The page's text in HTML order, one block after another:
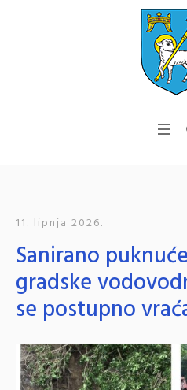
11. lipnja 2026.
Sanirano
gradske
se postupno